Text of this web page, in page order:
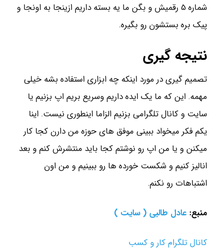
شماره 5 رقمیش و بگن ما یه بسته داریم ازینجا به اونجا و
پیک بره بستشون رو بگیره.
نتیجه گیری
تصمیم گیری در مورد اینکه چه ابزاری استفاده بشه خیلی
مهمه. این که ما یک ایده داریم وسریع بریم اپ بزنیم یا
سایت و کانال تلگرامی بزنیم الزاما اینطوری نیست. اینا
یکم فکر میخواد ببینی موفق های حوزه من دارن کجا کار
میکنن و یا من اپ رو نوشتم کجا باید منتشرش کنم و بعد
انالیز کنیم و شکست خورده ها رو ببینیم و من اون
اشتباهات رو نکنم.
منبع: عادل طالبی ( سایت )
کانال تلگرام کار و کسب